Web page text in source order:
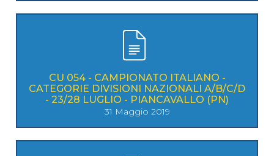
CU 054 - CAMPIONATO ITALIANO -
CATEGORIE DIVISIONI NAZIONALI A/B/C/D
- 23/28 LUGLIO - PIANCAVALLO (PN)
31 Maggio 2019